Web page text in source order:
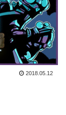
2018.05.12